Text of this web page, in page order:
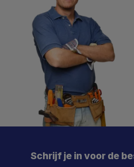
Schrijf je in voor de
Meld je aan en mis geen enkele
of nieuwe deal meer. Én je krijgt